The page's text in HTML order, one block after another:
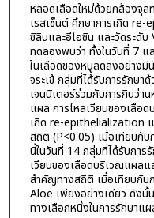
หลอดเลือดใหม่ด้วยกล้องจุ
เรสเซ็นต์ ศึกษาการเกิด
ซิลินและอีโอซิน และวัดระดั
ทดลองพบว่า ทั้งในวันที่ 7 แ
ในเลือดของหนูลดลงอย่าง
จระเข้ กลุ่มที่ได้รับการรักษา
เจนนิเตอร์ร่วมกับการกินว่า
แผล การไหลเวียนของเลือ
เกิด re-epithelialization
สถิติ (P<0.05) เมื่อเทียบกับ
นี้ในวันที่ 14 กลุ่มที่ได้รับการ
เวียนของเลือดบริเวณแผลแ
สำคัญทางสถิติ เมื่อเทียบกับ
Aloe เพียงอย่างเดียว ดังนั้
ทางเลือกหนึ่งในการรักษาแ